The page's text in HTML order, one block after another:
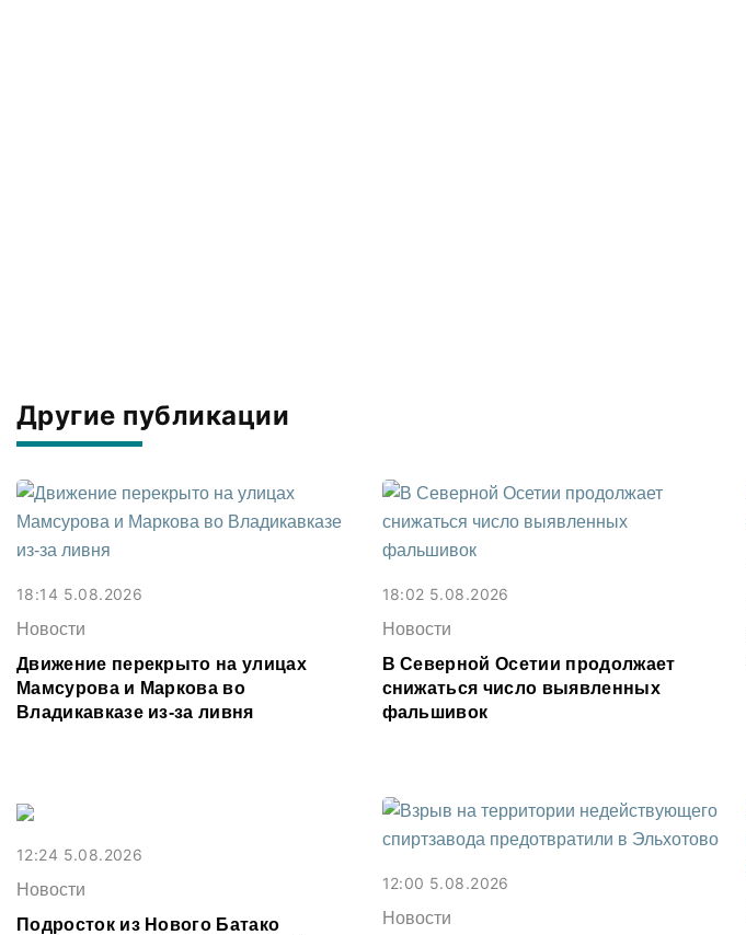
Другие публикации
18:14 5.08.2026
Новости
Движение перекрыто на улицах
Мамсурова и Маркова во
Владикавказе из-за ливня
18:02 5.08.2026
Новости
В Северной Осетии продолжает
снижаться число выявленных
фальшивок
12:24 5.08.2026
Новости
Подросток из Нового Батако
12:00 5.08.2026
Новости